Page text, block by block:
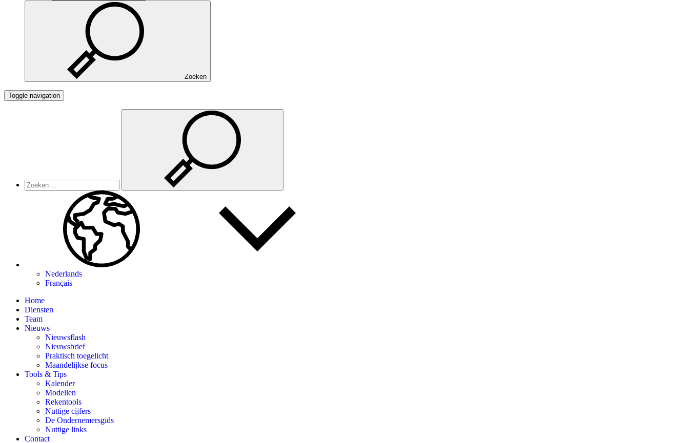
Zoeken
Toggle navigation
Nederlands
Français
Home
Diensten
Team
Nieuws
Nieuwsflash
Nieuwsbrief
Praktisch toegelicht
Maandelijkse focus
Tools & Tips
Kalender
Modellen
Rekentools
Nuttige cijfers
De Ondernemersgids
Nuttige links
Contact